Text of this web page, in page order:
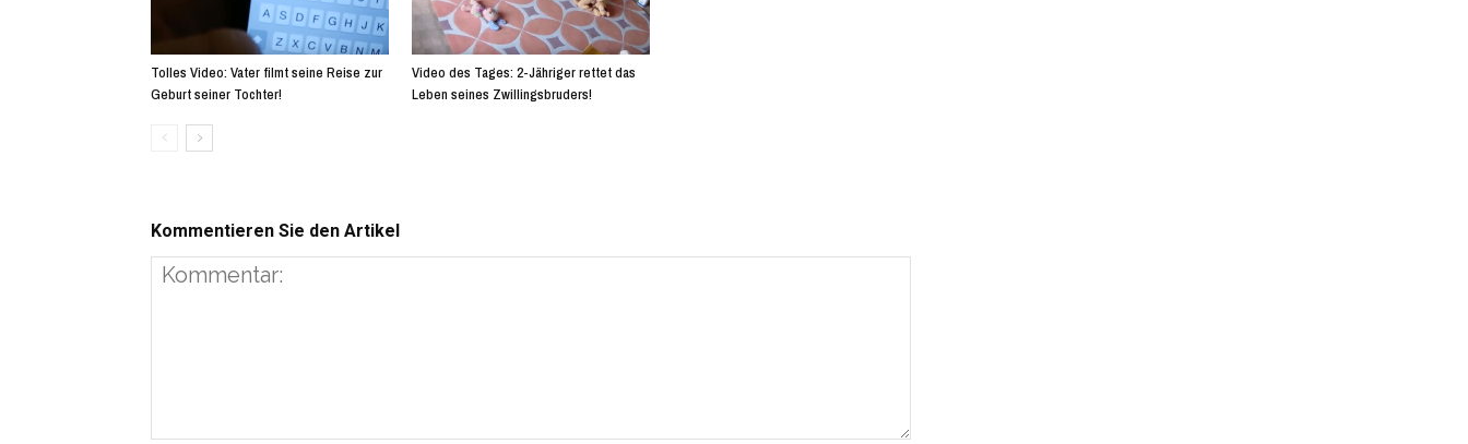
Tolles Video: Vater filmt seine Reise zur
Geburt seiner Tochter!
Video des Tages: 2-Jähriger rettet das
Leben seines Zwillingsbruders!
Kommentieren Sie den Artikel